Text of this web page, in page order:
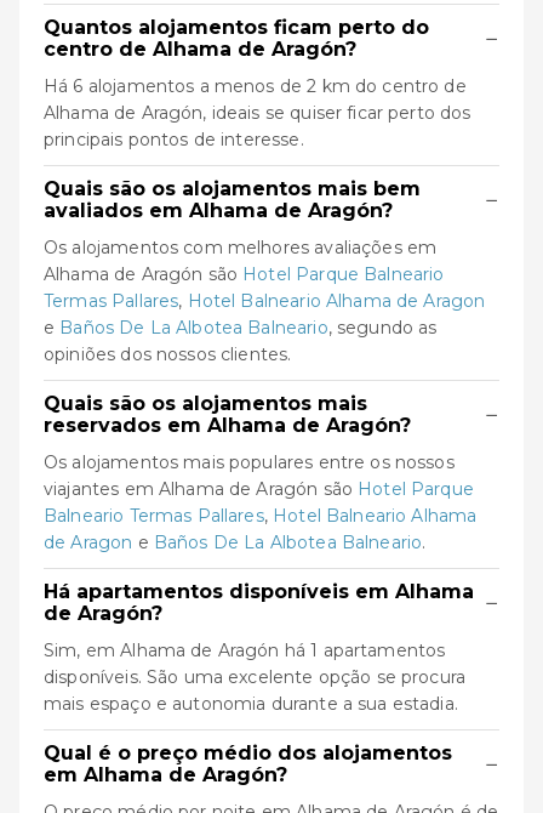
Quantos alojamentos ficam perto do
centro de Alhama de Aragón?
−
Há 6 alojamentos a menos de 2 km do centro de
Alhama de Aragón, ideais se quiser ficar perto dos
principais pontos de interesse.
Quais são os alojamentos mais bem
avaliados em Alhama de Aragón?
−
Os alojamentos com melhores avaliações em
Alhama de Aragón são Hotel Parque Balneario
Termas Pallares, Hotel Balneario Alhama de Aragon
e Baños De La Albotea Balneario, segundo as
opiniões dos nossos clientes.
Quais são os alojamentos mais
reservados em Alhama de Aragón?
−
Os alojamentos mais populares entre os nossos
viajantes em Alhama de Aragón são Hotel Parque
Balneario Termas Pallares, Hotel Balneario Alhama
de Aragon e Baños De La Albotea Balneario.
Há apartamentos disponíveis em Alhama
de Aragón?
−
Sim, em Alhama de Aragón há 1 apartamentos
disponíveis. São uma excelente opção se procura
mais espaço e autonomia durante a sua estadia.
Qual é o preço médio dos alojamentos
em Alhama de Aragón?
−